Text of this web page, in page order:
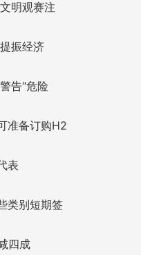
明观赛注
振经济
告“危险
准备订购H2
表
类别短期签
四成